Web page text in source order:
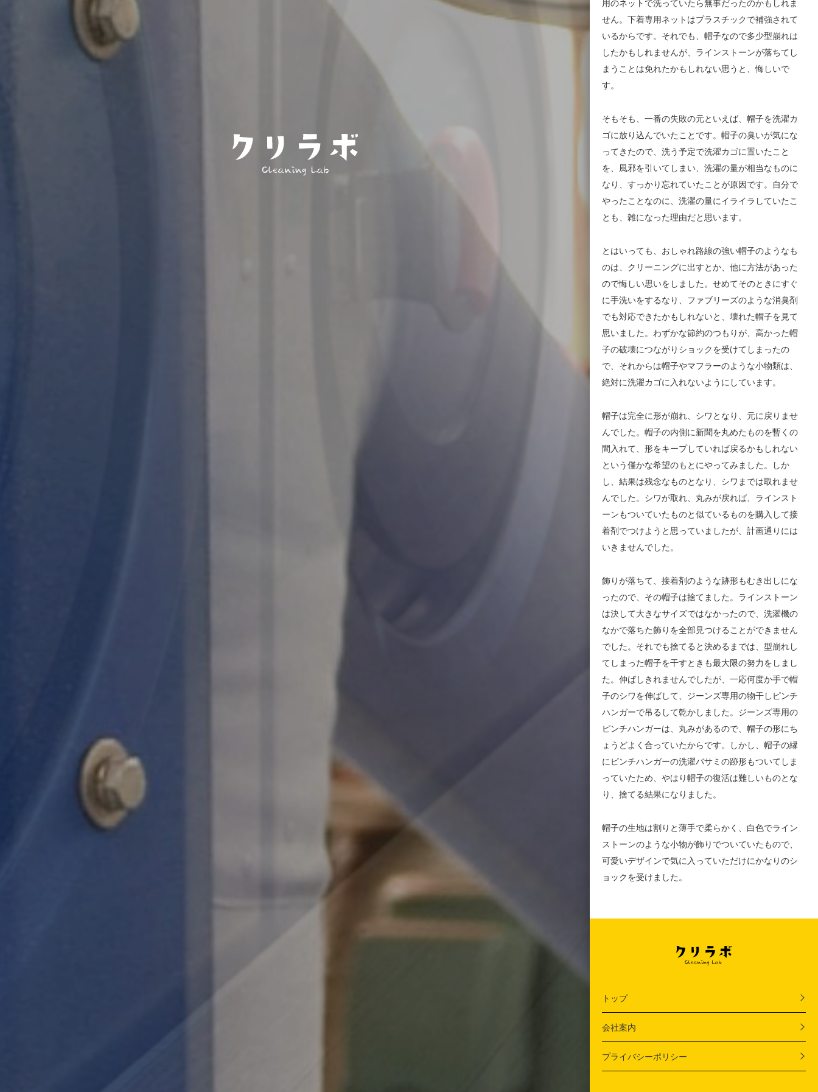
用のネットで洗っていたら無事だったのかもしれま
せん。下着専用ネットはプラスチックで補強されて
いるからです。それでも、帽子なので多少型崩れは
したかもしれませんが、ラインストーンが落ちてし
まうことは免れたかもしれない思うと、悔しいで
す。
そもそも、一番の失敗の元といえば、帽子を洗濯カ
ゴに放り込んでいたことです。帽子の臭いが気にな
ってきたので、洗う予定で洗濯カゴに置いたこと
を、風邪を引いてしまい、洗濯の量が相当なものに
なり、すっかり忘れていたことが原因です。自分で
やったことなのに、洗濯の量にイライラしていたこ
とも、雑になった理由だと思います。
とはいっても、おしゃれ路線の強い帽子のようなも
のは、クリーニングに出すとか、他に方法があった
ので悔しい思いをしました。せめてそのときにすぐ
に手洗いをするなり、ファブリーズのような消臭剤
でも対応できたかもしれないと、壊れた帽子を見て
思いました。わずかな節約のつもりが、高かった帽
子の破壊につながりショックを受けてしまったの
で、それからは帽子やマフラーのような小物類は、
絶対に洗濯カゴに入れないようにしています。
帽子は完全に形が崩れ、シワとなり、元に戻りませ
んでした。帽子の内側に新聞を丸めたものを暫くの
間入れて、形をキープしていれば戻るかもしれない
という僅かな希望のもとにやってみました。しか
し、結果は残念なものとなり、シワまでは取れませ
んでした。シワが取れ、丸みが戻れば、ラインスト
ーンもついていたものと似ているものを購入して接
着剤でつけようと思っていましたが、計画通りには
いきませんでした。
飾りが落ちて、接着剤のような跡形もむき出しにな
ったので、その帽子は捨てました。ラインストーン
は決して大きなサイズではなかったので、洗濯機の
なかで落ちた飾りを全部見つけることができません
でした。それでも捨てると決めるまでは、型崩れし
てしまった帽子を干すときも最大限の努力をしまし
た。伸ばしきれませんでしたが、一応何度か手で帽
子のシワを伸ばして、ジーンズ専用の物干しピンチ
ハンガーで吊るして乾かしました。ジーンズ専用の
ピンチハンガーは、丸みがあるので、帽子の形にち
ょうどよく合っていたからです。しかし、帽子の縁
にピンチハンガーの洗濯バサミの跡形もついてしま
っていたため、やはり帽子の復活は難しいものとな
り、捨てる結果になりました。
帽子の生地は割りと薄手で柔らかく、白色でライン
ストーンのような小物が飾りでついていたもので、
可愛いデザインで気に入っていただけにかなりのシ
ョックを受けました。
トップ
会社案内
プライバシーポリシー